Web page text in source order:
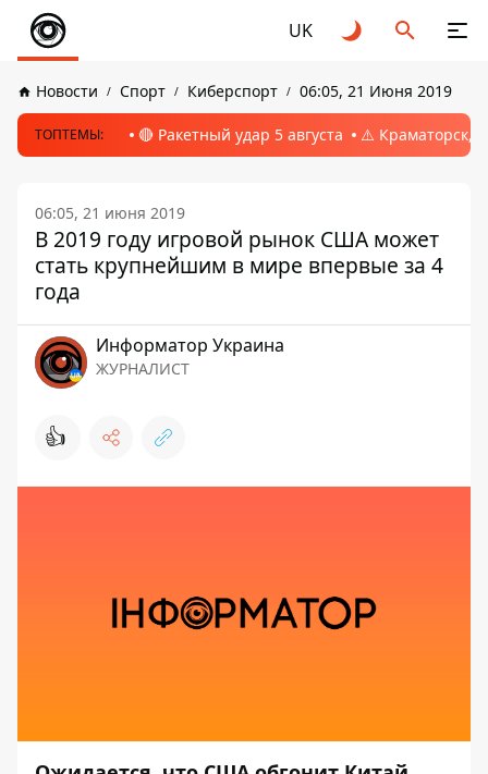
UK
Новости Спорт Киберспорт 06:05, 21 Июня 2019
ТОПТЕМЫ: 🔴 Ракетный удар 5 августа ⚠️ Краматорск,
06:05, 21 июня 2019
В 2019 году игровой рынок США может
стать крупнейшим в мире впервые за 4
года
Информатор Украина
ЖУРНАЛИСТ
👍